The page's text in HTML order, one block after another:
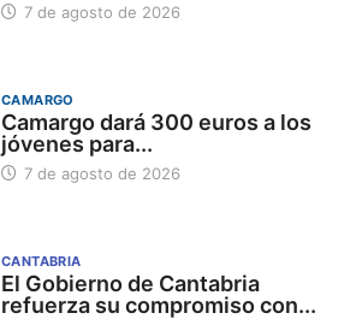
7 de agosto de 2026
CAMARGO
Camargo dará 300 euros a los
jóvenes para...
7 de agosto de 2026
CANTABRIA
El Gobierno de Cantabria
refuerza su compromiso con...